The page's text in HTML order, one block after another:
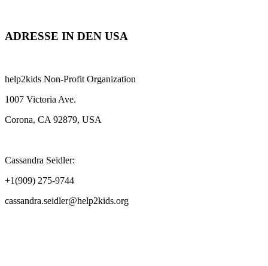
ADRESSE IN DEN USA
help2kids Non-Profit Organization
1007 Victoria Ave.
Corona, CA 92879, USA
Cassandra Seidler:
+1(909) 275-9744
cassandra.seidler@help2kids.org